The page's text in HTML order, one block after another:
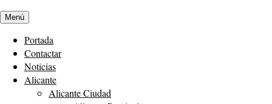
Menú
Portada
Contactar
Noticias
Alicante
Alicante Ciudad